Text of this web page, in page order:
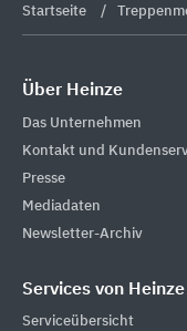
Startseite
Über Heinze
Das Unternehmen
Kontakt und
Presse
Mediadaten
Newsletter-Archiv
Services von Heinze
Serviceübersicht